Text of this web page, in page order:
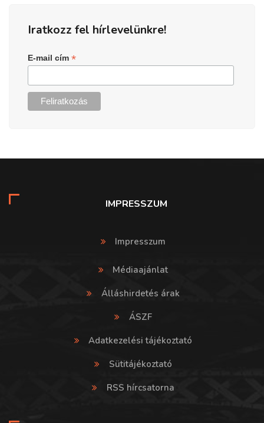
Iratkozz fel hírlevelünkre!
E-mail cím*
IMPRESSZUM
Impresszum
Médiaajánlat
Álláshirdetés árak
ÁSZF
Adatkezelési tájékoztató
Sütitájékoztató
RSS hírcsatorna